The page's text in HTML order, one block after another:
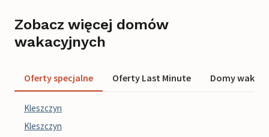
Zobacz więcej domów
wakacyjnych
Oferty specjalne Oferty Last Minute Domy
Kleszczyn
Kleszczyn